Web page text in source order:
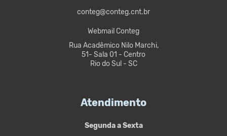
conteg@conteg.cnt.br
Webmail Conteg
Rua Acadêmico Nilo Marchi,
51- Sala 01 - Centro
Rio do Sul - SC
Atendimento
Segunda a Sexta